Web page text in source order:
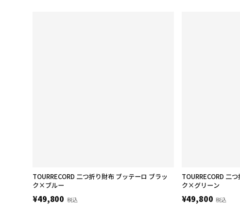
TOURRECORD 二つ折り財布 ブッテーロ ブラッ
ク×ブルー
¥49,800 税込
TOURRECORD 二
ク×グリーン
¥49,800 税込